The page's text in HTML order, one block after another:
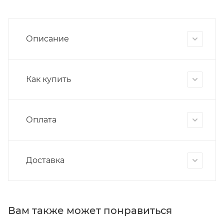
Описание
Как купить
Оплата
Доставка
Вам также может понравиться